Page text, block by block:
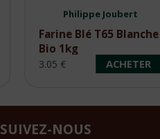
Philippe Joubert
Farine Blé T65 Blanche
Bio 1kg
3.05 € ACHETER
SUIVEZ-NOUS